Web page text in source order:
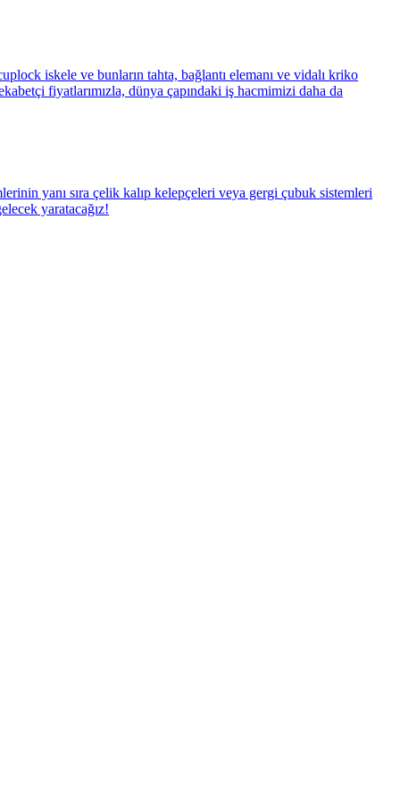
iskele ve bunların tahta, bağlantı elemanı ve vidalı kriko
fiyatlarımızla, dünya çapındaki iş hacmimizi daha da
yanı sıra çelik kalıp kelepçeleri veya gergi çubuk sistemleri
yaratacağız!